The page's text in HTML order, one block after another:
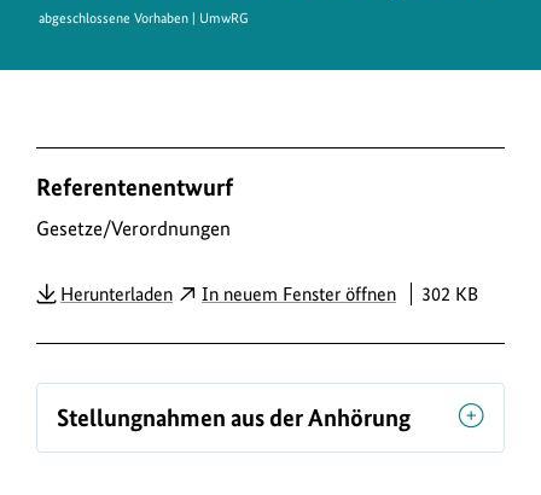
abgeschlossene Vorhaben | UmwRG
o
w
l
o
a
s
Referentenentwurf
Gesetze/Verordnungen
HerunterladenPDFIn neuem Fenster öffnen 302 KB
Stellungnahmen aus der Anhörung